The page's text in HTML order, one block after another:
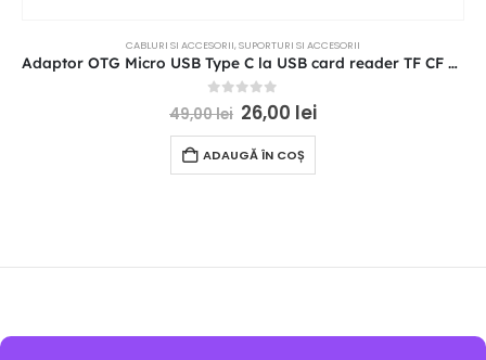
CABLURI SI ACCESORII,SUPORTURI SI ACCESORII
Adaptor OTG Micro USB Type C la USB card reader TF CF SD memory card
out of 5
49,00lei 26,00 lei
ADAUGĂ ÎN COȘ